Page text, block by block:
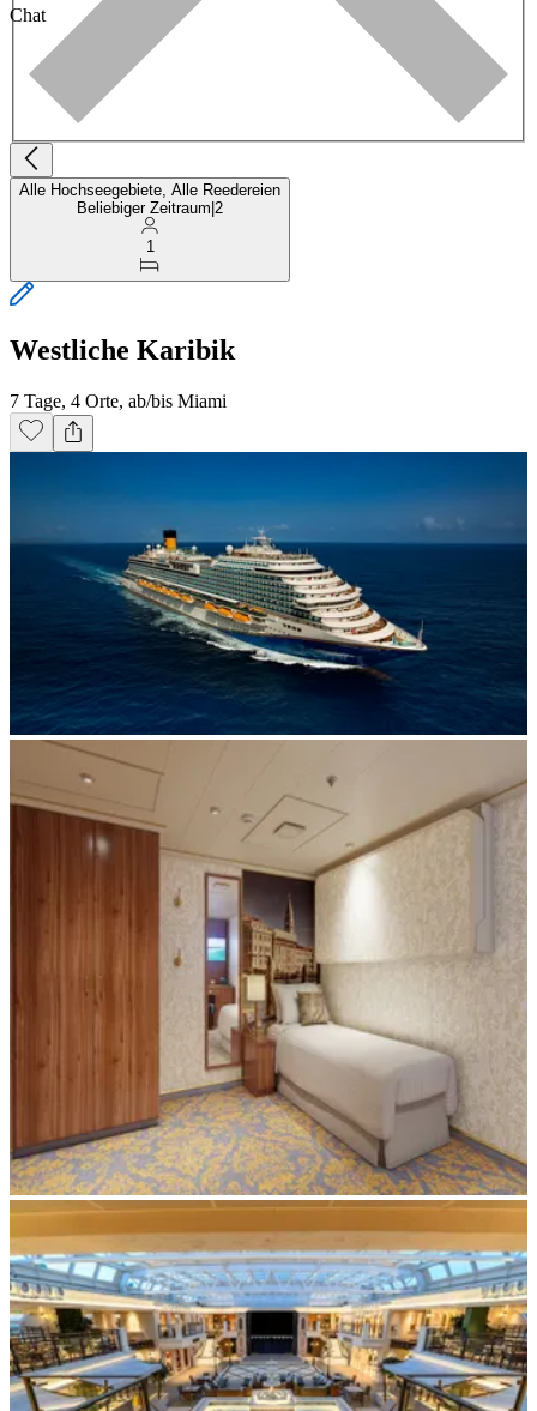
Chat
Alle Hochseegebiete, Alle Reedereien
Beliebiger Zeitraum 2
1
Westliche Karibik
7 Tage, 4 Orte, ab/bis Miami